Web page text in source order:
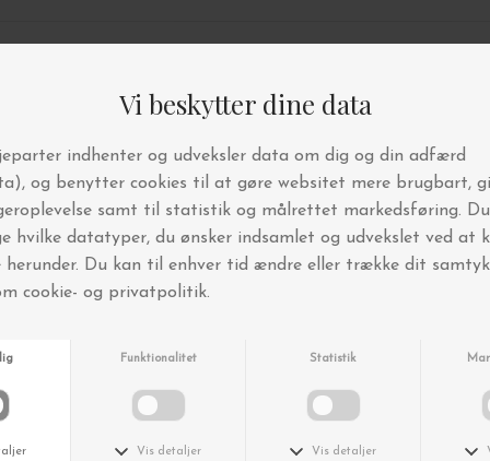
Andre købte også